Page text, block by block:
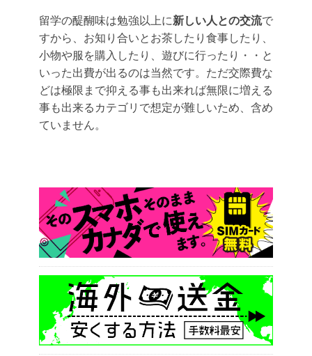
留学の醍醐味は勉強以上に新しい人との交流で
すから、お知り合いとお茶したり食事したり、
小物や服を購入したり、遊びに行ったり・・と
いった出費が出るのは当然です。ただ交際費な
どは極限まで抑える事も出来れば無限に増える
事も出来るカテゴリで想定が難しいため、含め
ていません。